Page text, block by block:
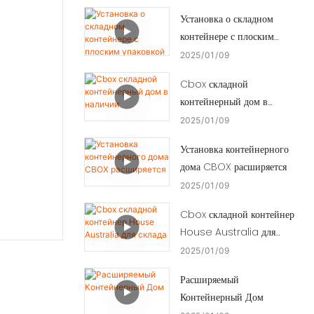
Установка о складном
контейнере с плоским
упаковкой
2025 01 09
Cbox складной
контейнерный дом в
наличии
2025 01 09
Установка контейнерного
дома CBOX расширяется
2025 01 09
Cbox складной контейнер
House Australia для
склада
2025 01 09
Расширяемый
Контейнерный Дом